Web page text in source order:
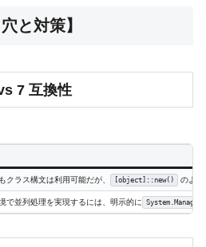
と対策】
7 互換性
クラス構文は利用可能だが、 [object]::new() のよ
で並列処理を実現するには、明示的に